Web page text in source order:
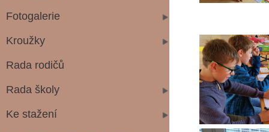
Fotogalerie
Kroužky
Rada rodičů
Rada školy
Ke stažení